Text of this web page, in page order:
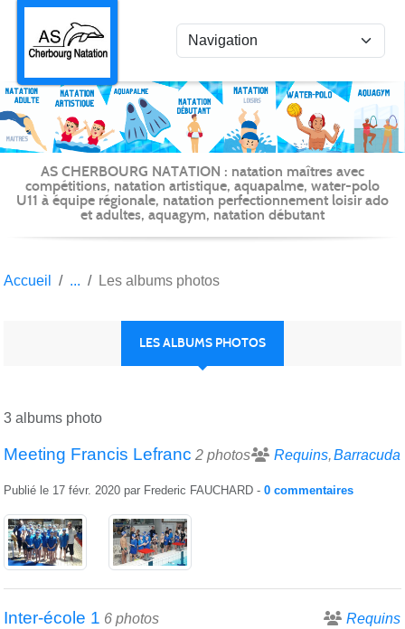
AS CHERBOURG NATATION : natation maîtres avec
compétitions, natation artistique, aquapalme, water-polo
U11 à équipe régionale, natation perfectionnement loisir ado
et adultes, aquagym, natation débutant
Accueil Les albums photos
LES ALBUMS PHOTOS
3 albums photo
Meeting Francis Lefranc 2 photos Requins Barracuda
Publié le 17 févr. 2020 par Frederic FAUCHARD - 0 commentaires
Inter-école 1 6 photos Requins
Panneau de gestion des cookies